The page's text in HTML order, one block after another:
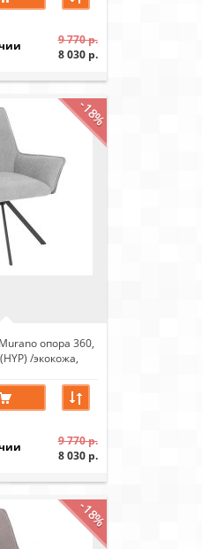
9 770 р.
8 030 р.
-18%
опора 360,
/экокожа,
9 770 р.
8 030 р.
-18%